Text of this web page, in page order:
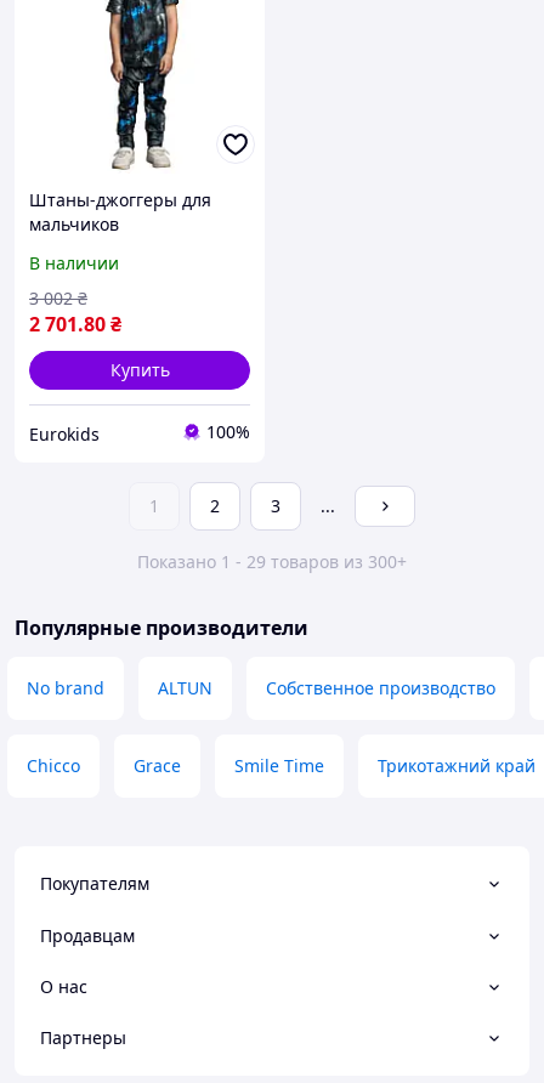
Штаны-джоггеры для
мальчиков
В наличии
2 701.80₴
3 002 ₴
Купить
Eurokids 100%
1 2 3 ...
Показано 1 - 29 товаров из 300+
Популярные производители
No brand ALTUN Собственное производство
Chicco Grace Smile Time Трикотажний край
Покупателям
Продавцам
О нас
Партнеры